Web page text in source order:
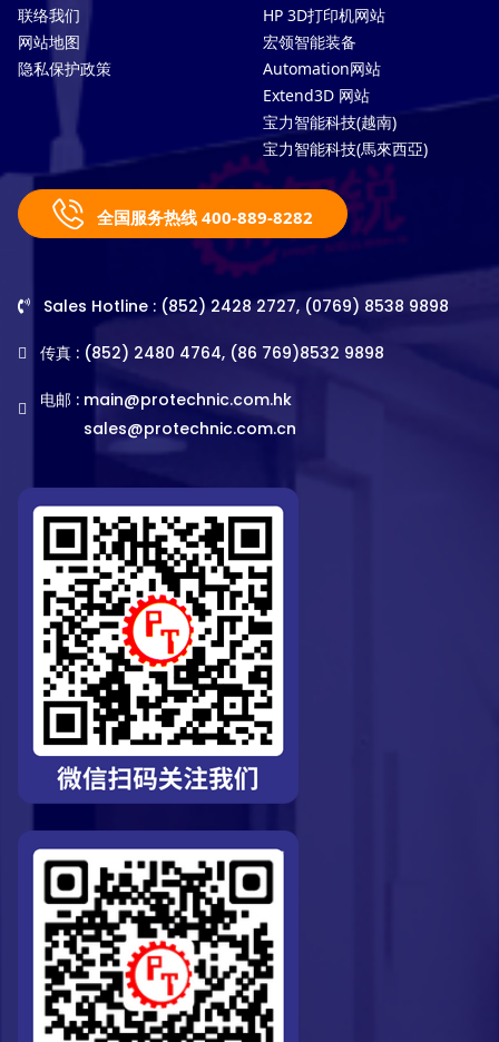
联络我们
网站地图
隐私保护政策
HP 3D打印机网站
宏领智能装备
Automation网站
Extend3D 网站
宝力智能科技(越南)
宝力智能科技(馬來西亞)
全国服务热线 400-889-8282
Sales Hotline : (852) 2428 2727, (0769) 8538 9898
传真 : (852) 2480 4764, (86 769)8532 9898
电邮 : main@protechnic.com.hk
sales@protechnic.com.cn